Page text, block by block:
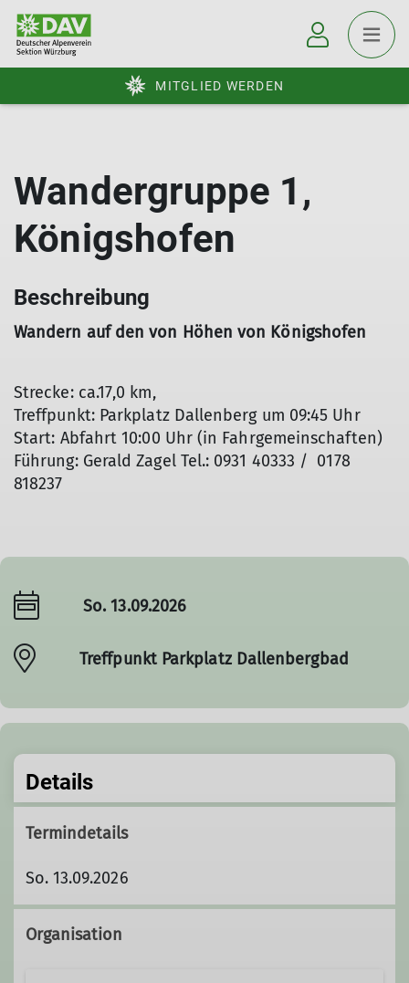
MITGLIED WERDEN
Wandergruppe 1,
Königshofen
Beschreibung
Wandern auf den von Höhen von Königshofen
Strecke: ca.17,0 km,
Treffpunkt: Parkplatz Dallenberg um 09:45 Uhr
Start: Abfahrt 10:00 Uhr (in Fahrgemeinschaften)
Führung: Gerald Zagel Tel.: 0931 40333 / 0178
818237
So. 13.09.2026
Treffpunkt Parkplatz Dallenbergbad
Details
Termindetails
So. 13.09.2026
Organisation